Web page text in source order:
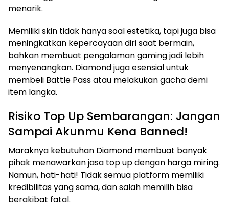
menarik.
Memiliki skin tidak hanya soal estetika, tapi juga bisa
meningkatkan kepercayaan diri saat bermain,
bahkan membuat pengalaman gaming jadi lebih
menyenangkan. Diamond juga esensial untuk
membeli Battle Pass atau melakukan gacha demi
item langka.
Risiko Top Up Sembarangan: Jangan
Sampai Akunmu Kena Banned!
Maraknya kebutuhan Diamond membuat banyak
pihak menawarkan jasa top up dengan harga miring.
Namun, hati-hati! Tidak semua platform memiliki
kredibilitas yang sama, dan salah memilih bisa
berakibat fatal.